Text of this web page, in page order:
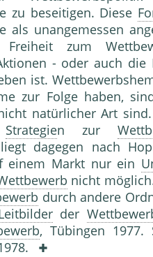
zu beseitigen. Diese
als unangemessen
zum
- oder auch
ist.
zur Folge haben,
natürlicher Art
Strategien zur
dagegen nach
einem Markt nur ein
nicht
durch andere
der
, Tübingen